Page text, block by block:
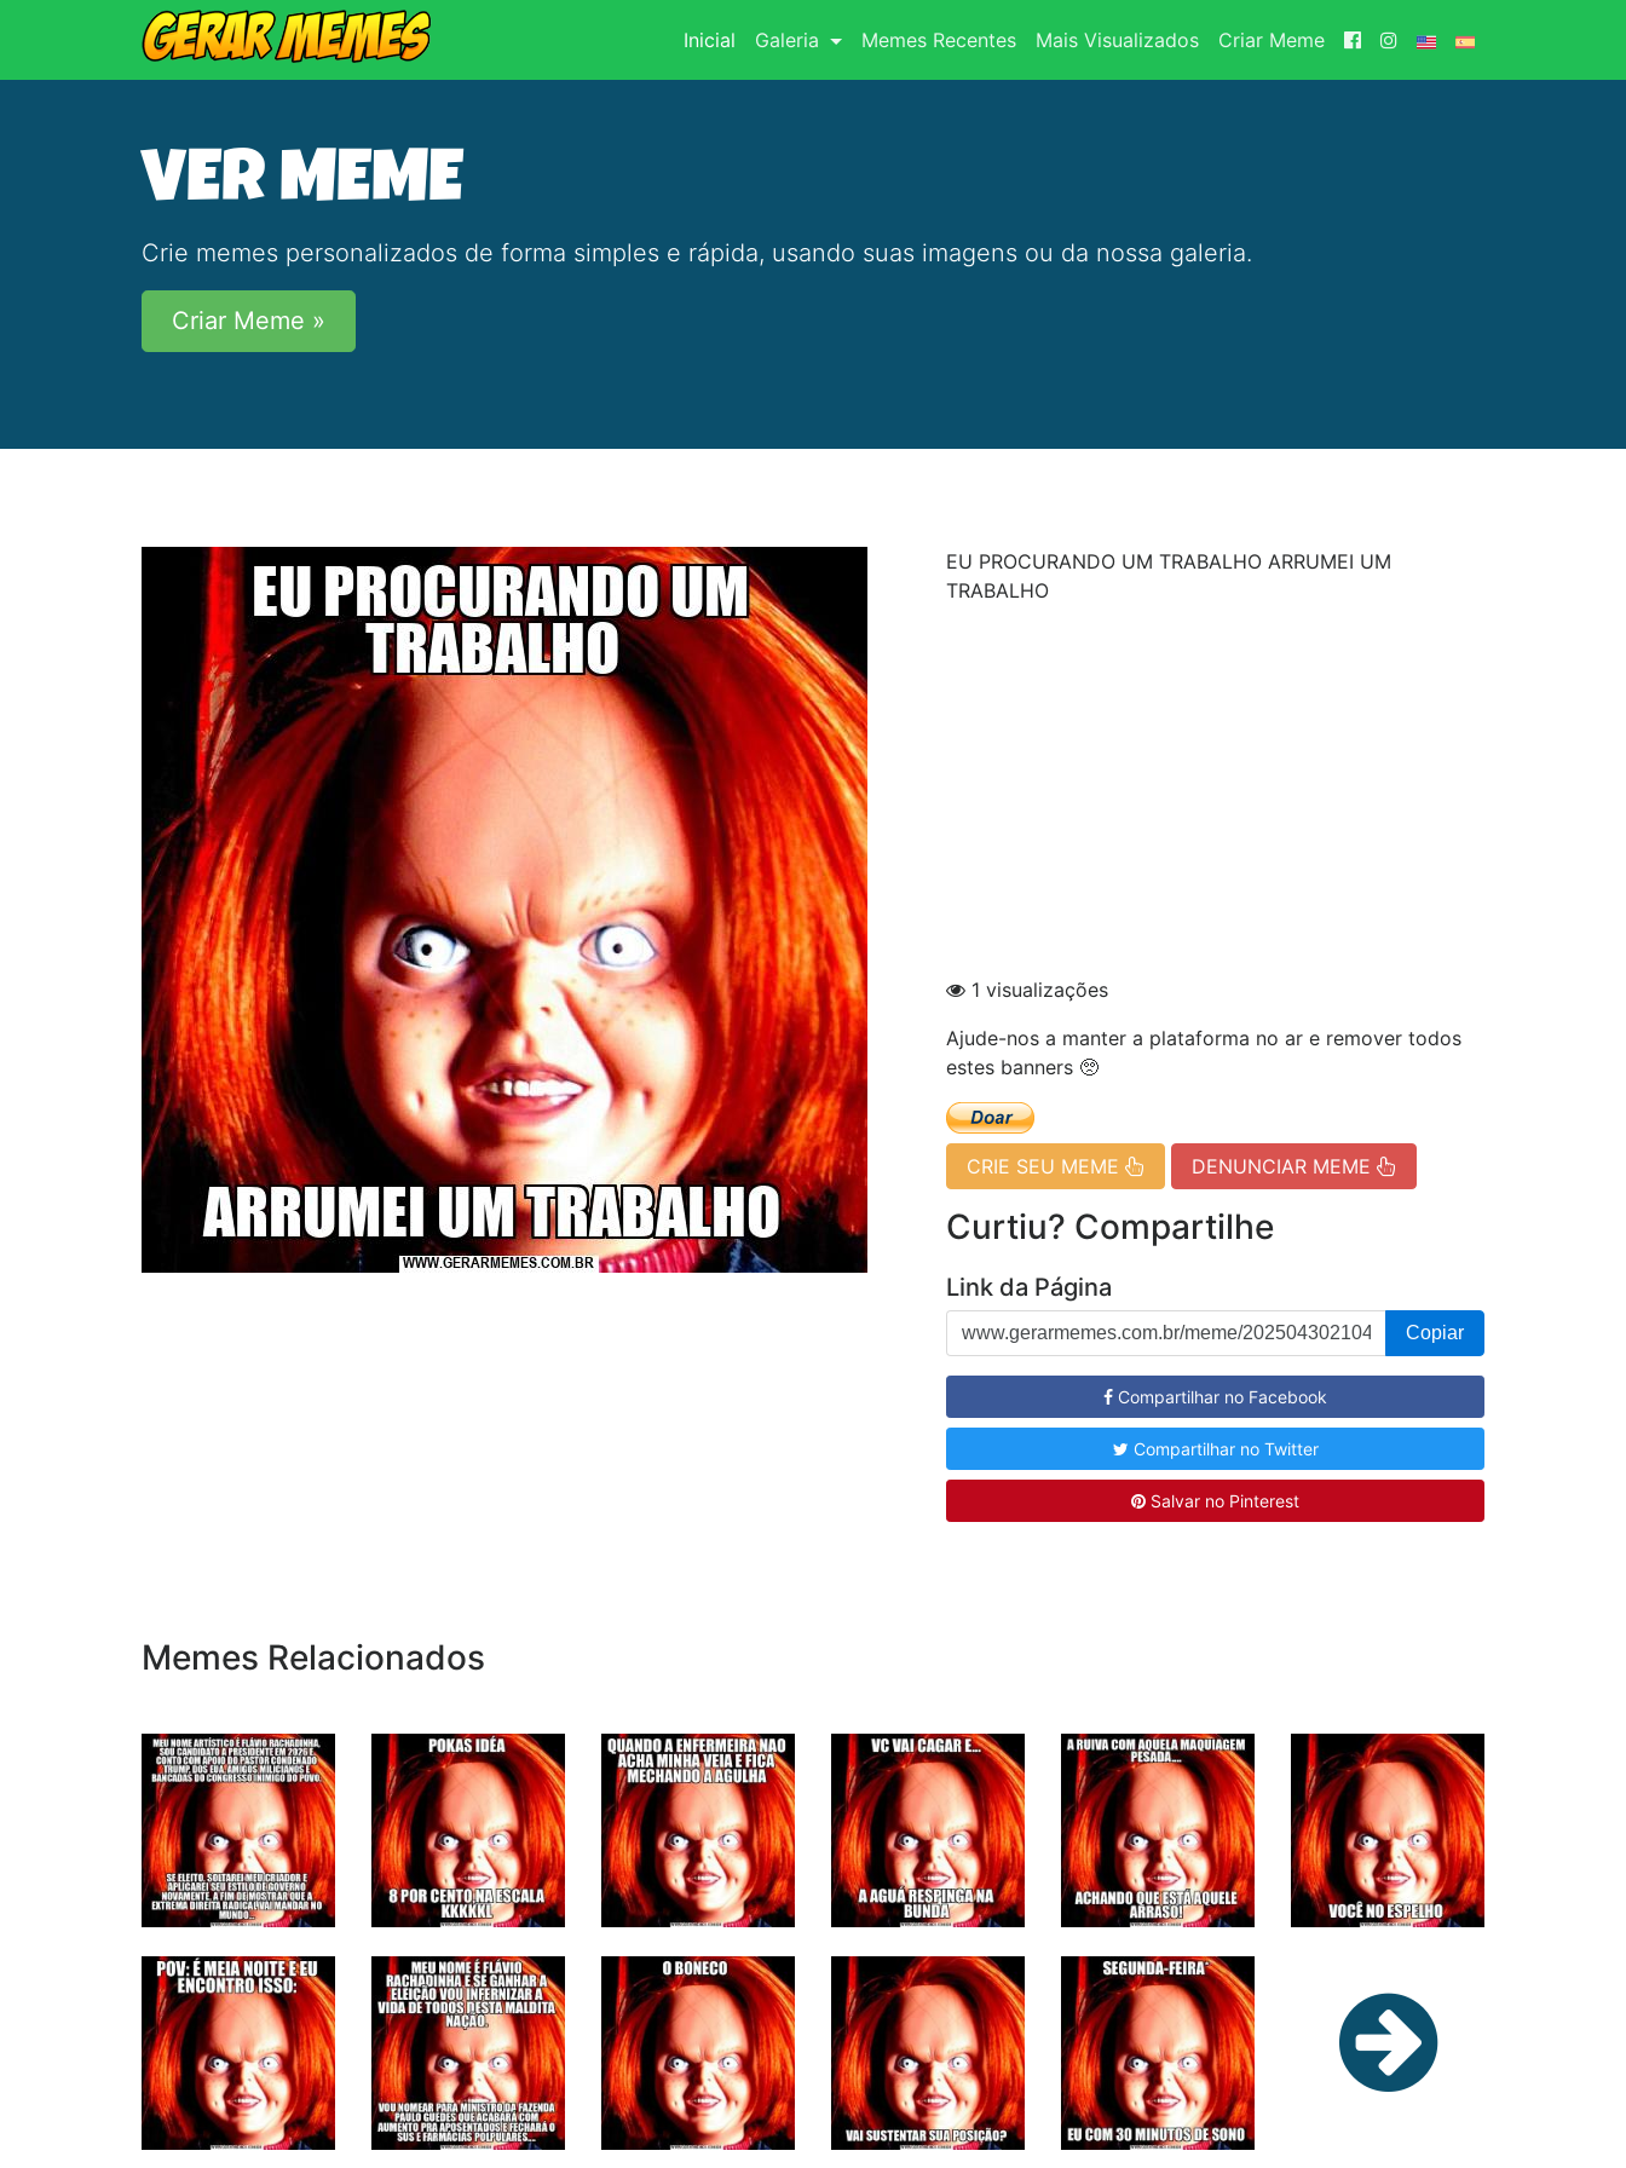
Inicial(current)
Galeria Memes Recentes Mais Visualizados Criar Meme
VER MEME
Crie memes personalizados de forma simples e rápida, usando suas imagens ou da nossa galeria.
Criar Meme »
EU PROCURANDO UM TRABALHO ARRUMEI UM
TRABALHO
1 visualizações
Ajude-nos a manter a plataforma no ar e remover todos
estes banners 🥺
CRIE SEU MEME DENUNCIAR MEME
Curtiu? Compartilhe
Link da Página
Copiar
Compartilhar no Facebook
Compartilhar no Twitter
Salvar no Pinterest
Memes Relacionados